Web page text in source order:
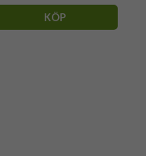
KÖP